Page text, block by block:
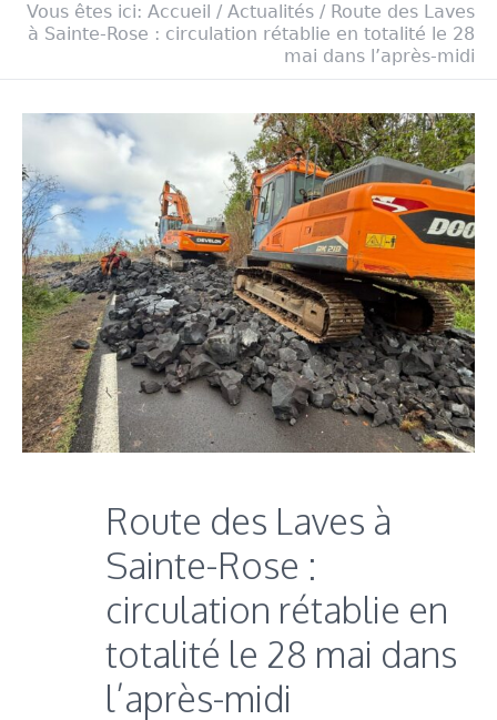
Vous êtes ici: Accueil / Actualités / Route des Laves
à Sainte-Rose : circulation rétablie en totalité le 28
mai dans l’après-midi
Route des Laves à
Sainte-Rose :
circulation rétablie en
totalité le 28 mai dans
l’après-midi